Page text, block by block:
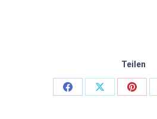
Teilen
Teilen
Teilen
Teilen